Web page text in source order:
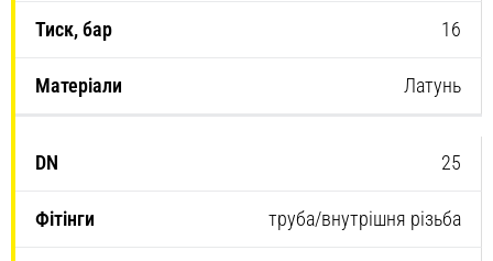
16
Латунь
25
труба/внутрішня різьба